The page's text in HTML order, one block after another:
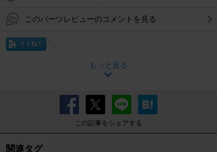
このパーツレビューのコメントを見る
イイね！
もっと見る
この記事をシェアする
関連タグ